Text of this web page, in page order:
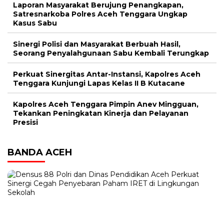
Laporan Masyarakat Berujung Penangkapan,
Satresnarkoba Polres Aceh Tenggara Ungkap
Kasus Sabu
Sinergi Polisi dan Masyarakat Berbuah Hasil,
Seorang Penyalahgunaan Sabu Kembali Terungkap
Perkuat Sinergitas Antar-Instansi, Kapolres Aceh
Tenggara Kunjungi Lapas Kelas II B Kutacane
Kapolres Aceh Tenggara Pimpin Anev Mingguan,
Tekankan Peningkatan Kinerja dan Pelayanan
Presisi
BANDA ACEH